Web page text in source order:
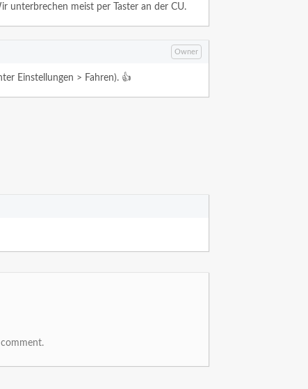
unterbrechen meist per Taster an der CU.
Owner
Einstellungen > Fahren). 👍